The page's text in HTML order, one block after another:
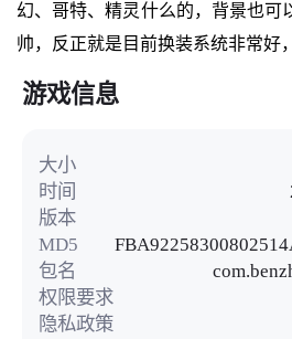
幻、哥特、精灵什么的，背景也可
帅，反正就是目前换装系统非常好
游戏信息
大小
时间
版本
MD5
包名
权限要求
隐私政策